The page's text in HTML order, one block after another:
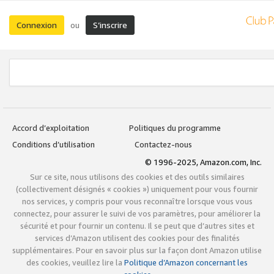
Connexion ou S’inscrire
Accord d’exploitation
Politiques du programme
Conditions d’utilisation
Contactez-nous
© 1996-2025, Amazon.com, Inc.
Sur ce site, nous utilisons des cookies et des outils similaires
(collectivement désignés « cookies ») uniquement pour vous fournir
nos services, y compris pour vous reconnaître lorsque vous vous
connectez, pour assurer le suivi de vos paramètres, pour améliorer la
sécurité et pour fournir un contenu. Il se peut que d’autres sites et
services d’Amazon utilisent des cookies pour des finalités
supplémentaires. Pour en savoir plus sur la façon dont Amazon utilise
des cookies, veuillez lire la Politique d’Amazon concernant les